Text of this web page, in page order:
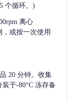
个循环。)
离心
，或按一次使用
20 分钟。收集
于-80°C 冻存备